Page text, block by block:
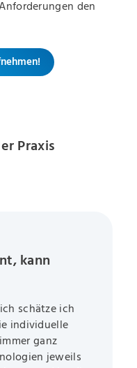
den
Praxis
kann
schätze ich
individuelle
ganz
jeweils